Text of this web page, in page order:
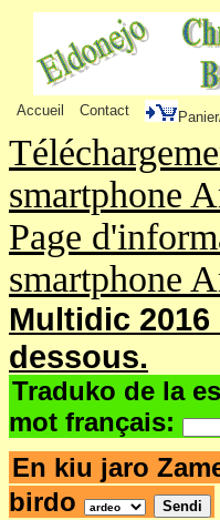
Accueil Contact
smartphone
Page
smartphone
Multidic
dessous.
Traduko de la
mot français:
En kiu jaro
birdo